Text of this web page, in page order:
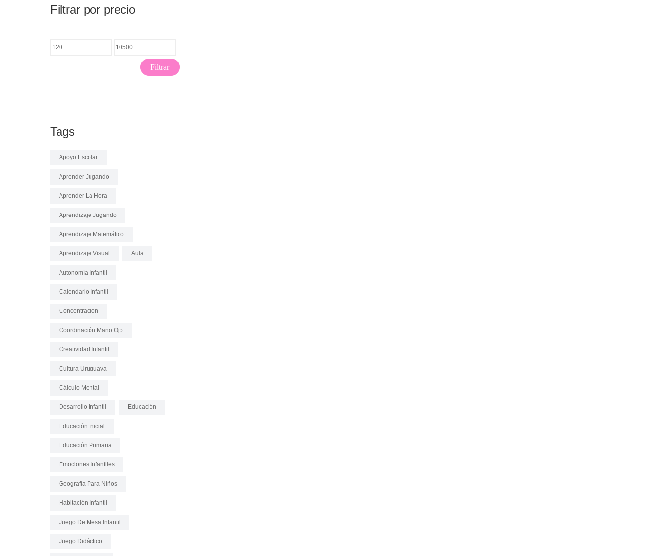
Filtrar por precio
Filtrar
Tags
Apoyo Escolar
Aprender Jugando
Aprender La Hora
Aprendizaje Jugando
Aprendizaje Matemático
Aprendizaje Visual Aula
Autonomía Infantil
Calendario Infantil
Concentracion
Coordinación Mano Ojo
Creatividad Infantil
Cultura Uruguaya
Cálculo Mental
Desarrollo Infantil Educación
Educación Inicial
Educación Primaria
Emociones Infantiles
Geografía Para Niños
Habitación Infantil
Juego De Mesa Infantil
Juego Didáctico